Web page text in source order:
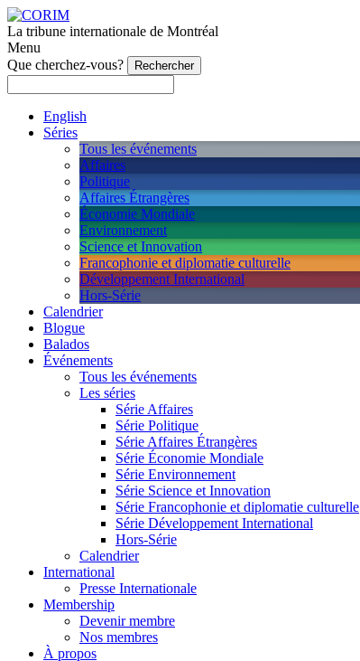
La tribune internationale de Montréal
Menu
Que cherchez-vous?
English
Séries
Tous les événements
Affaires
Politique
Affaires Étrangères
Économie Mondiale
Environnement
Science et Innovation
Francophonie et diplomatie culturelle
Développement International
Hors-Série
Calendrier
Blogue
Balados
Événements
Tous les événements
Les séries
Série Affaires
Série Politique
Série Affaires Étrangères
Série Économie Mondiale
Série Environnement
Série Science et Innovation
Série Francophonie et diplomatie culturelle
Série Développement International
Hors-Série
Calendrier
International
Presse Internationale
Membership
Devenir membre
Nos membres
À propos